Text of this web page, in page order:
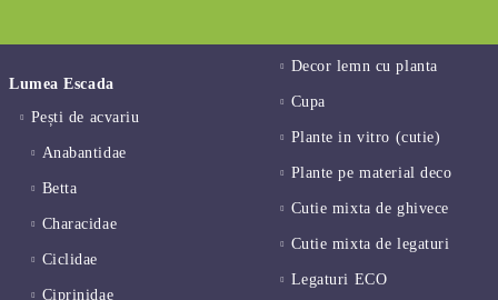
Lumea Escada
Pești de acvariu
Anabantidae
Betta
Characidae
Ciclidae
Ciprinidae
Decor lemn cu planta
Cupa
Plante in vitro (cutie)
Plante pe material deco
Cutie mixta de ghivece
Cutie mixta de legaturi
Legaturi ECO